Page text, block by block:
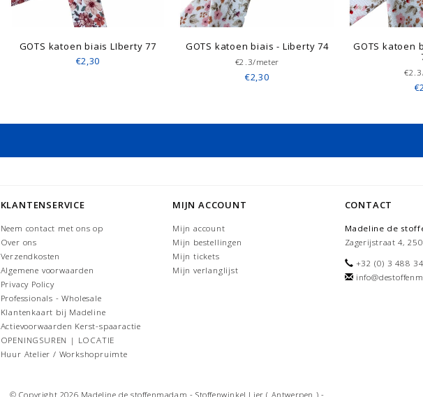
GOTS katoen biais LIberty 77
€2,30
GOTS katoen biais - Liberty 74
€2.3/meter
€2,30
GOTS katoen
KLANTENSERVICE
Neem contact met ons op
Over ons
Verzendkosten
Algemene voorwaarden
Privacy Policy
Professionals - Wholesale
Klantenkaart bij Madeline
Actievoorwaarden Kerst-spaaractie
OPENINGSUREN | LOCATIE
Huur Atelier / Workshopruimte
MIJN ACCOUNT
Mijn account
Mijn bestellingen
Mijn tickets
Mijn verlanglijst
CONTACT
Madeline de
Zagerijstraat 4,
+32 (0) 3 488
© Copyright 2026 Madeline de stoffenmadam - Stoffenwinkel Lier ( Antwerpen ) -